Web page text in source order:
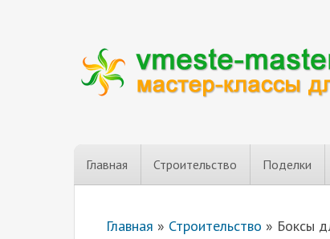
Главная Строительство Поделки
Главная » Строительство » Боксы